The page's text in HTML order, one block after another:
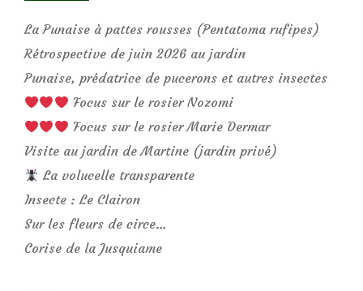
La Punaise à pattes rousses (Pentatoma rufipes)
Rétrospective de juin 2026 au jardin
Punaise, prédatrice de pucerons et autres insectes
Focus sur le rosier Nozomi
Focus sur le rosier Marie Dermar
Visite au jardin de Martine (jardin privé)
La volucelle transparente
Insecte : Le Clairon
Sur les fleurs de circe…
Corise de la Jusquiame